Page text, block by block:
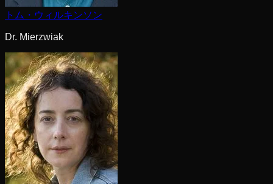
トム・ウィルキンソン
Dr. Mierzwiak